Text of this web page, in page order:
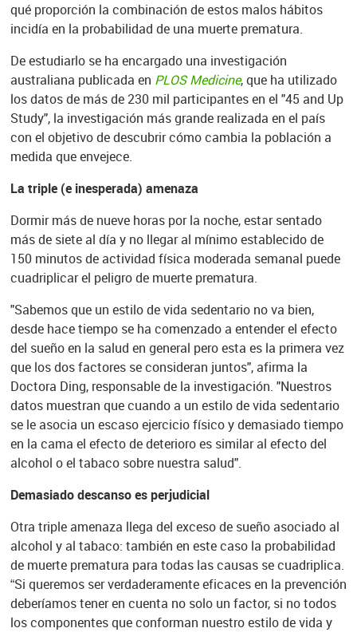
qué proporción la combinación de estos malos hábitos
incidía en la probabilidad de una muerte prematura.
De estudiarlo se ha encargado una investigación
australiana publicada en PLOS Medicine, que ha utilizado
los datos de más de 230 mil participantes en el "45 and Up
Study", la investigación más grande realizada en el país
con el objetivo de descubrir cómo cambia la población a
medida que envejece.
La triple (e inesperada) amenaza
Dormir más de nueve horas por la noche, estar sentado
más de siete al día y no llegar al mínimo establecido de
150 minutos de actividad física moderada semanal puede
cuadriplicar el peligro de muerte prematura.
"Sabemos que un estilo de vida sedentario no va bien,
desde hace tiempo se ha comenzado a entender el efecto
del sueño en la salud en general pero esta es la primera vez
que los dos factores se consideran juntos", afirma la
Doctora Ding, responsable de la investigación. "Nuestros
datos muestran que cuando a un estilo de vida sedentario
se le asocia un escaso ejercicio físico y demasiado tiempo
en la cama el efecto de deterioro es similar al efecto del
alcohol o el tabaco sobre nuestra salud".
Demasiado descanso es perjudicial
Otra triple amenaza llega del exceso de sueño asociado al
alcohol y al tabaco: también en este caso la probabilidad
de muerte prematura para todas las causas se cuadriplica.
“Si queremos ser verdaderamente eficaces en la prevención
deberíamos tener en cuenta no solo un factor, si no todos
los componentes que conforman nuestro estilo de vida y